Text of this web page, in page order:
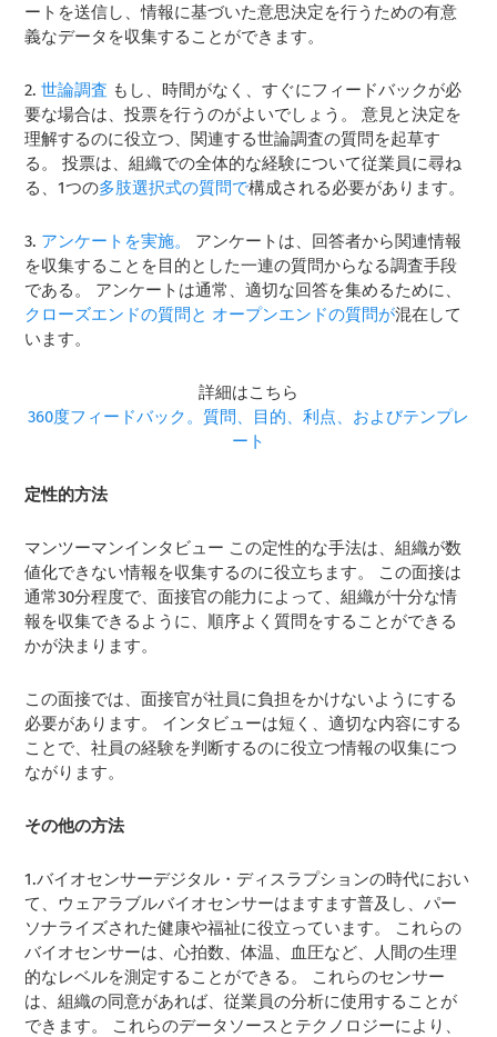
ートを送信し、情報に基づいた意思決定を行うための有意
義なデータを収集することができます。
2.世論調査 もし、時間がなく、すぐにフィードバックが必
要な場合は、投票を行うのがよいでしょう。 意見と決定を
理解するのに役立つ、関連する世論調査の質問を起草す
る。 投票は、組織での全体的な経験について従業員に尋ね
る、1つの多肢選択式の質問で構成される必要があります。
3. アンケートを実施。
アンケートは、回答者から関連情報
を収集することを目的とした一連の質問からなる調査手段
である。 アンケートは通常、適切な回答を集めるために、
クローズエンドの質問と オープンエンドの質問が混在して
います。
詳細はこちら
360度フィードバック。質問、目的、利点、およびテンプレ
ート
定性的方法
マンツーマンインタビュー この定性的な手法は、組織が数
値化できない情報を収集するのに役立ちます。 この面接は
通常30分程度で、面接官の能力によって、組織が十分な情
報を収集できるように、順序よく質問をすることができる
かが決まります。
この面接では、面接官が社員に負担をかけないようにする
必要があります。 インタビューは短く、適切な内容にする
ことで、社員の経験を判断するのに役立つ情報の収集につ
ながります。
その他の方法
1.バイオセンサーデジタル・ディスラプションの時代におい
て、ウェアラブルバイオセンサーはますます普及し、パー
ソナライズされた健康や福祉に役立っています。 これらの
バイオセンサーは、心拍数、体温、血圧など、人間の生理
的なレベルを測定することができる。 これらのセンサー
は、組織の同意があれば、従業員の分析に使用することが
できます。 これらのデータソースとテクノロジーにより、